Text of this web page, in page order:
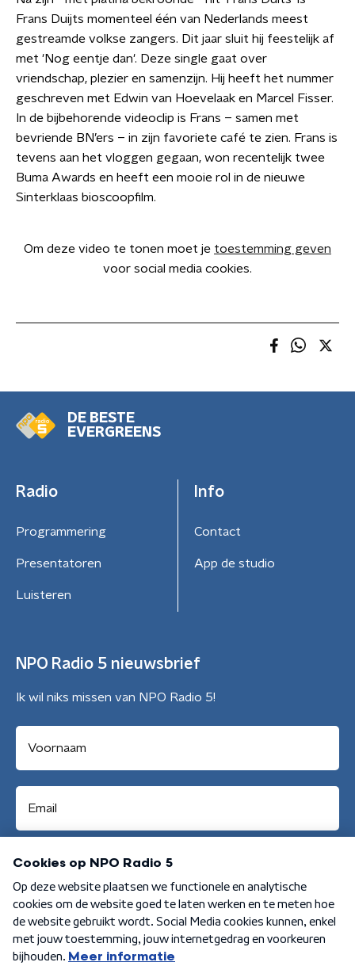
Frans Duijts momenteel één van Nederlands meest
gestreamde volkse zangers. Dit jaar sluit hij feestelijk af
met 'Nog eentje dan'. Deze single gaat over
vriendschap, plezier en samenzijn. Hij heeft het nummer
geschreven met Edwin van Hoevelaak en Marcel Fisser.
In de bijbehorende videoclip is Frans – samen met
bevriende BN’ers – in zijn favoriete café te zien. Frans is
tevens aan het vloggen gegaan, won recentelijk twee
Buma Awards en heeft een mooie rol in de nieuwe
Sinterklaas bioscoopfilm.
Om deze video te tonen moet je toestemming geven
voor social media cookies.
DE BESTE
EVERGREENS
Radio
Programmering
Presentatoren
Luisteren
Info
Contact
App de studio
NPO Radio 5 nieuwsbrief
Ik wil niks missen van NPO Radio 5!
Aanmelden
Algemene voorwaarden